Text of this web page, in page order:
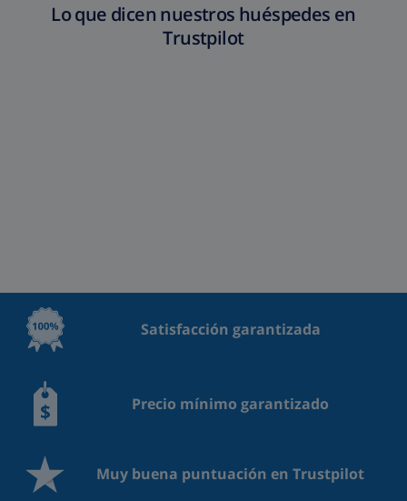
Lo que dicen nuestros huéspedes en
Trustpilot
Satisfacción garantizada
Precio mínimo garantizado
Muy buena puntuación en Trustpilot